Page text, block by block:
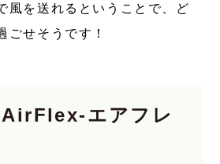
風を送れるということで、ど
ごせそうです！
AirFlex-エアフレ